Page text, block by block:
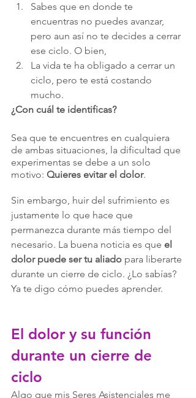
Sabes que en donde te
encuentras no puedes avanzar,
pero aun así no te decides a cerrar
ese ciclo. O bien,
La vida te ha obligado a cerrar un
ciclo, pero te está costando
mucho.
¿Con cuál te identificas?
Sea que te encuentres en cualquiera
de ambas situaciones, la dificultad que
experimentas se debe a un solo
motivo: Quieres evitar el dolor.
Sin embargo, huir del sufrimiento es
justamente lo que hace que
permanezca durante más tiempo del
necesario. La buena noticia es que el
dolor puede ser tu aliado para liberarte
durante un cierre de ciclo. ¿Lo sabías?
Ya te digo cómo puedes aprender.
El dolor y su función
durante un cierre de
ciclo
Algo que mis Seres Asistenciales me